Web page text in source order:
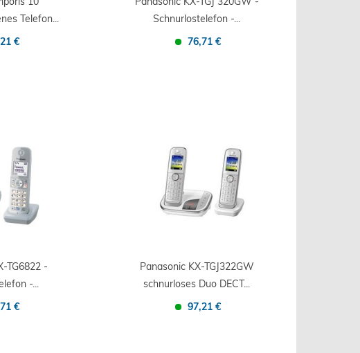
Telefon...
€
Schnurlostelefon -...
76,71 €
TG6822 -
-...
€
Panasonic KX-TGJ322GW
schnurloses Duo DECT...
97,21 €